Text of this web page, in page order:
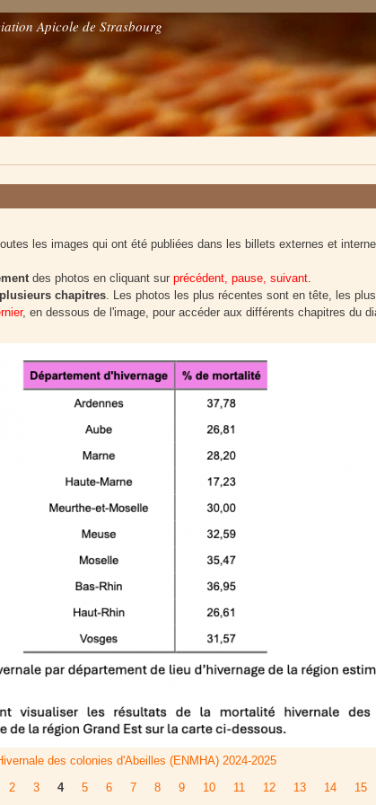
Apicole de Strasbourg
les images qui ont été publiées dans les billets externes et
des photos en cliquant surprécédent, pause, suivant.
chapitres. Les photos les plus récentes sont en tête, les
, en dessous de l'image, pour accéder aux différents chapitres du
des colonies d'Abeilles (ENMHA) 2024-2025
2 3 4 5 6 7 8 9 10 11 12 13 14 15